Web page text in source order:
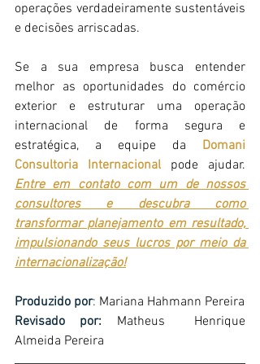
operações verdadeiramente sustentáveis
e decisões arriscadas.
Se a sua empresa busca entender
melhor as oportunidades do comércio
exterior e estruturar uma operação
internacional de forma segura e
estratégica, a equipe da Domani
Consultoria Internacional
Entre em contato com um de nossos
consultores e descubra como
transformar planejamento em resultado,
impulsionando seus lucros por meio da
internacionalização!
Produzido por: Mariana Hahmann Pereira
Revisado por: Matheus  Henrique
Almeida Pereira